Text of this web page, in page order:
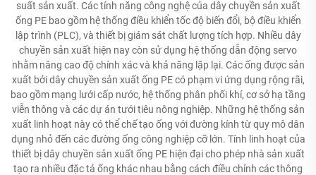
suất sản xuất. Các tính năng công nghệ của dây chuyền sản xuất
ống PE bao gồm hệ thống điều khiển tốc độ biến đổi, bộ điều khiển
lập trình (PLC), và thiết bị giám sát chất lượng tích hợp. Nhiều dây
chuyền sản xuất hiện nay còn sử dụng hệ thống dẫn động servo
nhằm nâng cao độ chính xác và khả năng lặp lại. Các ống được sản
xuất bởi dây chuyền sản xuất ống PE có phạm vi ứng dụng rộng rãi,
bao gồm mạng lưới cấp nước, hệ thống phân phối khí, cơ sở hạ tầng
viễn thông và các dự án tưới tiêu nông nghiệp. Những hệ thống sản
xuất linh hoạt này có thể chế tạo ống với đường kính từ quy mô dân
dụng nhỏ đến các đường ống công nghiệp cỡ lớn. Tính linh hoạt của
thiết bị dây chuyền sản xuất ống PE hiện đại cho phép nhà sản xuất
tạo ra nhiều đặc tả ống khác nhau bằng cách điều chỉnh các thông